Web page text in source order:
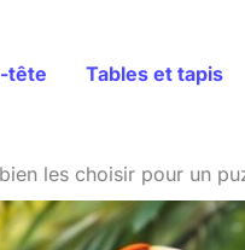
tête Tables et tapis
les choisir pour un